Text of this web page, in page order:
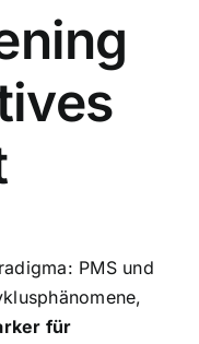
PMS und
für